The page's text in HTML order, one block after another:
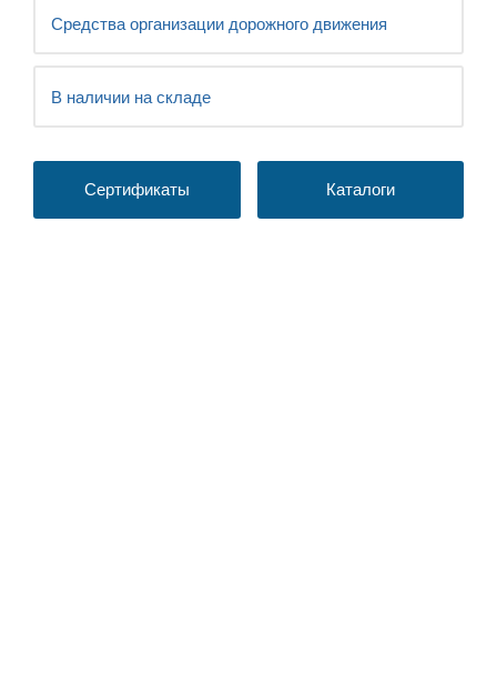
Средства организации дорожного движения
В наличии на складе
Сертификаты Каталоги